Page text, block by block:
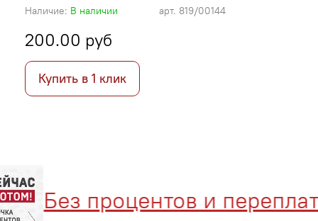
арт. 819/00144
Наличие: В наличии
200.00 руб
Купить в 1 клик
Без процентов и переплат